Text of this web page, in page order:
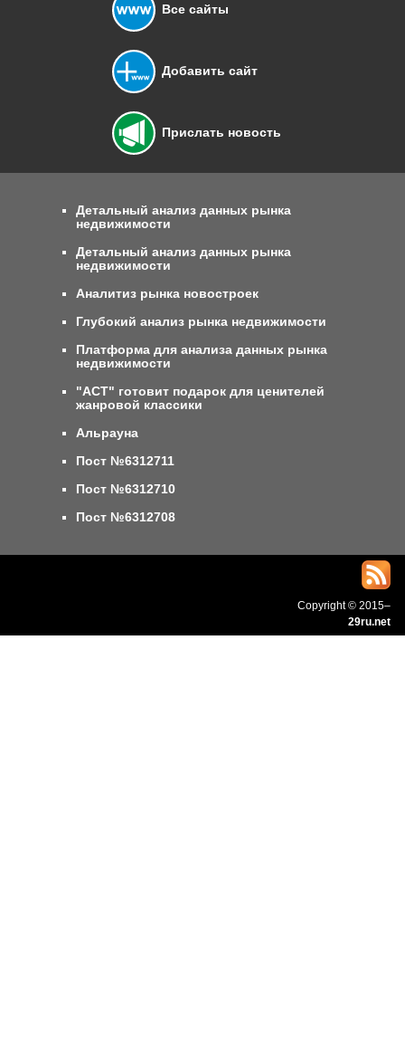
Все сайты
Добавить сайт
Прислать новость
Детальный анализ данных рынка
недвижимости
Детальный анализ данных рынка
недвижимости
Аналитиз рынка новостроек
Глубокий анализ рынка недвижимости
Платформа для анализа данных рынка
недвижимости
"АСТ" готовит подарок для ценителей
жанровой классики
Альрауна
Пост №6312711
Пост №6312710
Пост №6312708
Copyright © 2015–
29ru.net